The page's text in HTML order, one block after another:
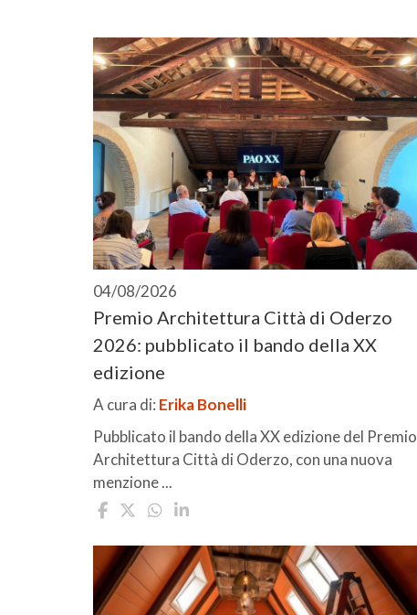
04/08/2026
Premio Architettura Città di Oderzo
2026: pubblicato il bando della XX
edizione
A cura di: Erika Bonelli
Pubblicato il bando della XX edizione del Premio
Architettura Città di Oderzo, con una nuova
menzione ...